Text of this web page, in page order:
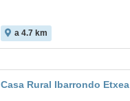
a 4.7 km
Casa Rural Ibarrondo Etxea